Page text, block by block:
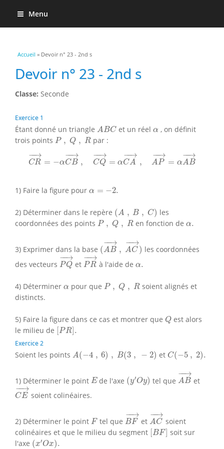
Menu
Vous êtes ici
Accueil » Devoir n° 23 - 2nd s
Devoir n° 23 - 2nd s
Classe: Seconde
Exercice 1
Étant donné un triangle ABC
A BC et un réel α
α , on définit
trois points P , Q , R
P, Q,R par :
−
−→
CR = −α
−
−→
CB ,
−
−→
CQ = α
−
−→
CA ,
−
−→
AP = α
−
−→
AB
CR αCB CQ→ CA→ →= →
1) Faire la figure pour α = −2.
α =−
2) Déterminer dans le repère (A , B , C)
(A, C
les
coordonnées des points P , Q , R
P, Q,R en fonction de α.
α.
3) Exprimer dans la base (
−
−→
AB ,
−
−→
AC )
AB→ AC→
les coordonnées
des vecteurs
−
−→
PQ
PQ→
et
−
−→
PR
PR→
à l'aide de α.
α.
4) Déterminer α
α pour que P , Q , R
P, Q,R
soient alignés et
distincts.
5) Faire la figure dans ce cas et montrer que Q
Q est alors
le milieu de [PR].
[PR].
Exercice 2
Soient les points A(−4 , 6) , B(3 , − 2)
A (− , ),B 3,−2 et C(−5 , 2).
C(− 5, ).
1) Déterminer le point E
Ede l'axe (y′Oy)
(y ′Oy ) tel que
−
−→
AB
AB→
et
−
−→
CE
CE→
soient colinéaires.
2) Déterminer le point F
Ftel que
−
−→
BF
BF→
et
−
−→
AC
AC→
soient
colinéaires et que le milieu du segment [BF]
[BF] soit sur
l'axe (x′Ox).
(x′Ox .